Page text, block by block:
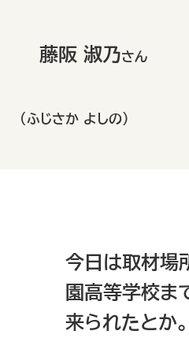
藤阪 淑乃さん
（ふじさか よしの）
今日は取材場
園高等学校ま
来られたとか。